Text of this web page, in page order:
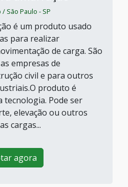
/ São Paulo - SP
é um produto usado
para realizar
de carga. São
empresas de
civil e para outros
produto é
tecnologia. Pode ser
elevação ou outros
cargas...
agora